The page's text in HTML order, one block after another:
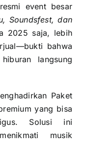
event besar
Soundsfest, dan
2025 saja, lebih
bahwa
langsung
Paket
yang bisa
Solusi ini
musik